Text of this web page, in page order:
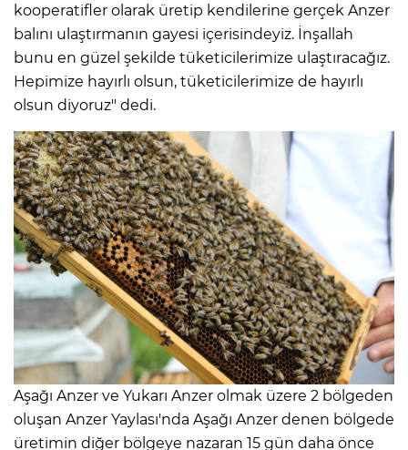
kooperatifler olarak üretip kendilerine gerçek Anzer
balını ulaştırmanın gayesi içerisindeyiz. İnşallah
bunu en güzel şekilde tüketicilerimize ulaştıracağız.
Hepimize hayırlı olsun, tüketicilerimize de hayırlı
olsun diyoruz" dedi.
Aşağı Anzer ve Yukarı Anzer olmak üzere 2 bölgeden
oluşan Anzer Yaylası'nda Aşağı Anzer denen bölgede
üretimin diğer bölgeye nazaran 15 gün daha önce